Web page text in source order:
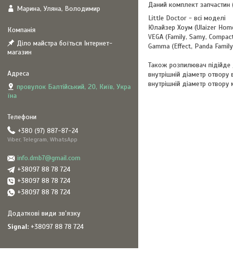
Даний комплект запчастин
Little Doctor - всі моделі
Юлайзер Хоум (Ulaizer
VEGA (Family, Samy,
Gamma (Effect, Panda
Також розпилювач
внутрішній діаметр
внутрішній діаметр отвору
Марина, Уляна, Володимир
Діло майстра боїться Інтернет-
магазин
провулок Балтійський, 20, Київ, Укра
їна
+380 (97) 887-87-24
Viber, Telegram, WhatsApp
info.dmb7@gmail.com
+38097 88 78 724
+38097 88 78 724
+38097 88 78 724
Signal +38097 88 78 724